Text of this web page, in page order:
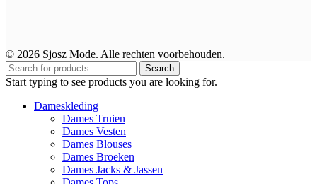
© 2026 Sjosz Mode. Alle rechten voorbehouden.
Search
Start typing to see products you are looking for.
Dameskleding
Dames Truien
Dames Vesten
Dames Blouses
Dames Broeken
Dames Jacks & Jassen